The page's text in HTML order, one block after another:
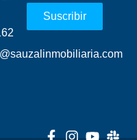
Suscribir